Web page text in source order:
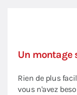
Un montage
Rien de plus
vous n'avez